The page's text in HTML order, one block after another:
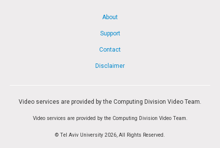
About
Support
Contact
Disclaimer
Video services are provided by the Computing Division Video Team.
Video services are provided by the Computing Division Video Team.
© Tel Aviv University 2026, All Rights Reserved.